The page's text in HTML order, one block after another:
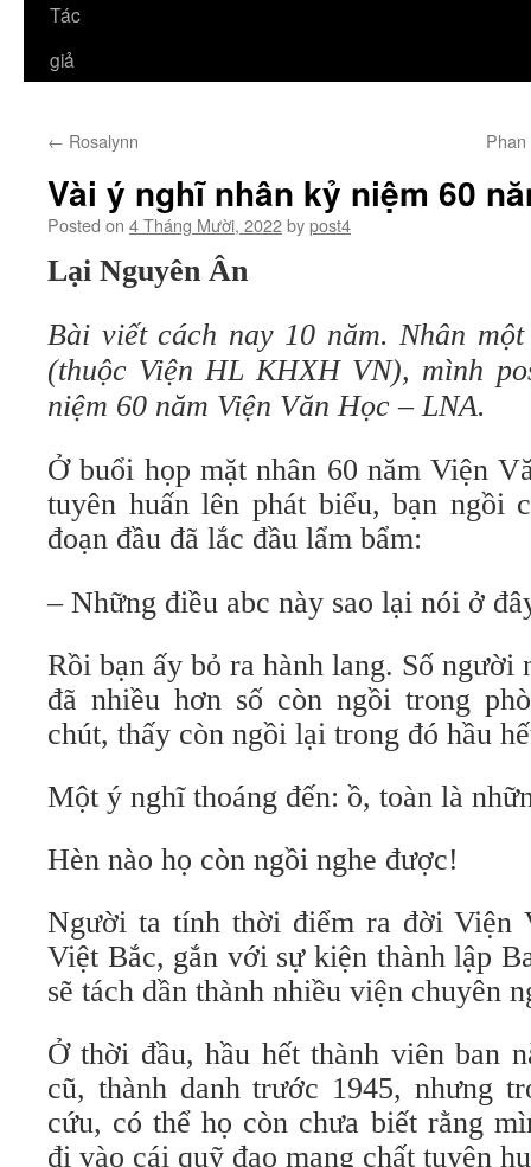
Tác
giả
← Rosalynn
Vài ý nghĩ nhân kỷ niệm 60
Posted on 4 Tháng Mười, 2022bypost4
Lại Nguyên Ân
Bài viết cách nay 10 năm. Nhân
(thuộc Viện HL KHXH VN), mình
niệm 60 năm Viện Văn Học – LNA.
Ở buổi họp mặt nhân 60 năm Viện
tuyên huấn lên phát biểu, bạn ngồi
đoạn đầu đã lắc đầu lẩm bẩm:
– Những điều abc này sao lại nói ở
Rồi bạn ấy bỏ ra hành lang. Số người
đã nhiều hơn số còn ngồi trong
chút, thấy còn ngồi lại trong đó hầu
Một ý nghĩ thoáng đến: ồ, toàn là
Hèn nào họ còn ngồi nghe được!
Người ta tính thời điểm ra đời Viện
Việt Bắc, gắn với sự kiện thành lập
sẽ tách dần thành nhiều viện chuyên
Ở thời đầu, hầu hết thành viên ban
cũ, thành danh trước 1945, nhưng
cứu, có thể họ còn chưa biết rằng
đi vào cái quỹ đạo mang chất tuyên